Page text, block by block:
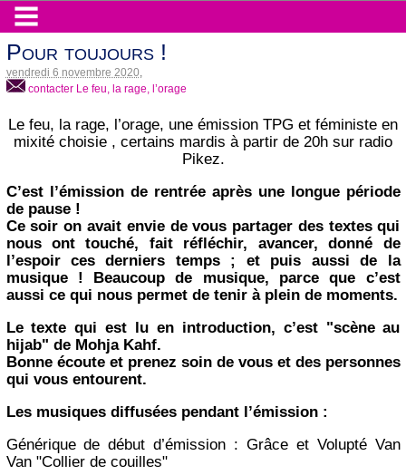
Pour toujours !
vendredi 6 novembre 2020
contacter Le feu, la rage, l’orage
Le feu, la rage, l’orage, une émission TPG et féministe en
mixité choisie , certains mardis à partir de 20h sur radio
Pikez.
C’est l’émission de rentrée après une longue période
de pause !
Ce soir on avait envie de vous partager des textes qui
nous ont touché, fait réfléchir, avancer, donné de
l’espoir ces derniers temps ; et puis aussi de la
musique ! Beaucoup de musique, parce que c’est
aussi ce qui nous permet de tenir à plein de moments.
Le texte qui est lu en introduction, c’est "scène au
hijab" de Mohja Kahf.
Bonne écoute et prenez soin de vous et des personnes
qui vous entourent.
Les musiques diffusées pendant l’émission :
Générique de début d’émission : Grâce et Volupté Van
Van "Collier de couilles"